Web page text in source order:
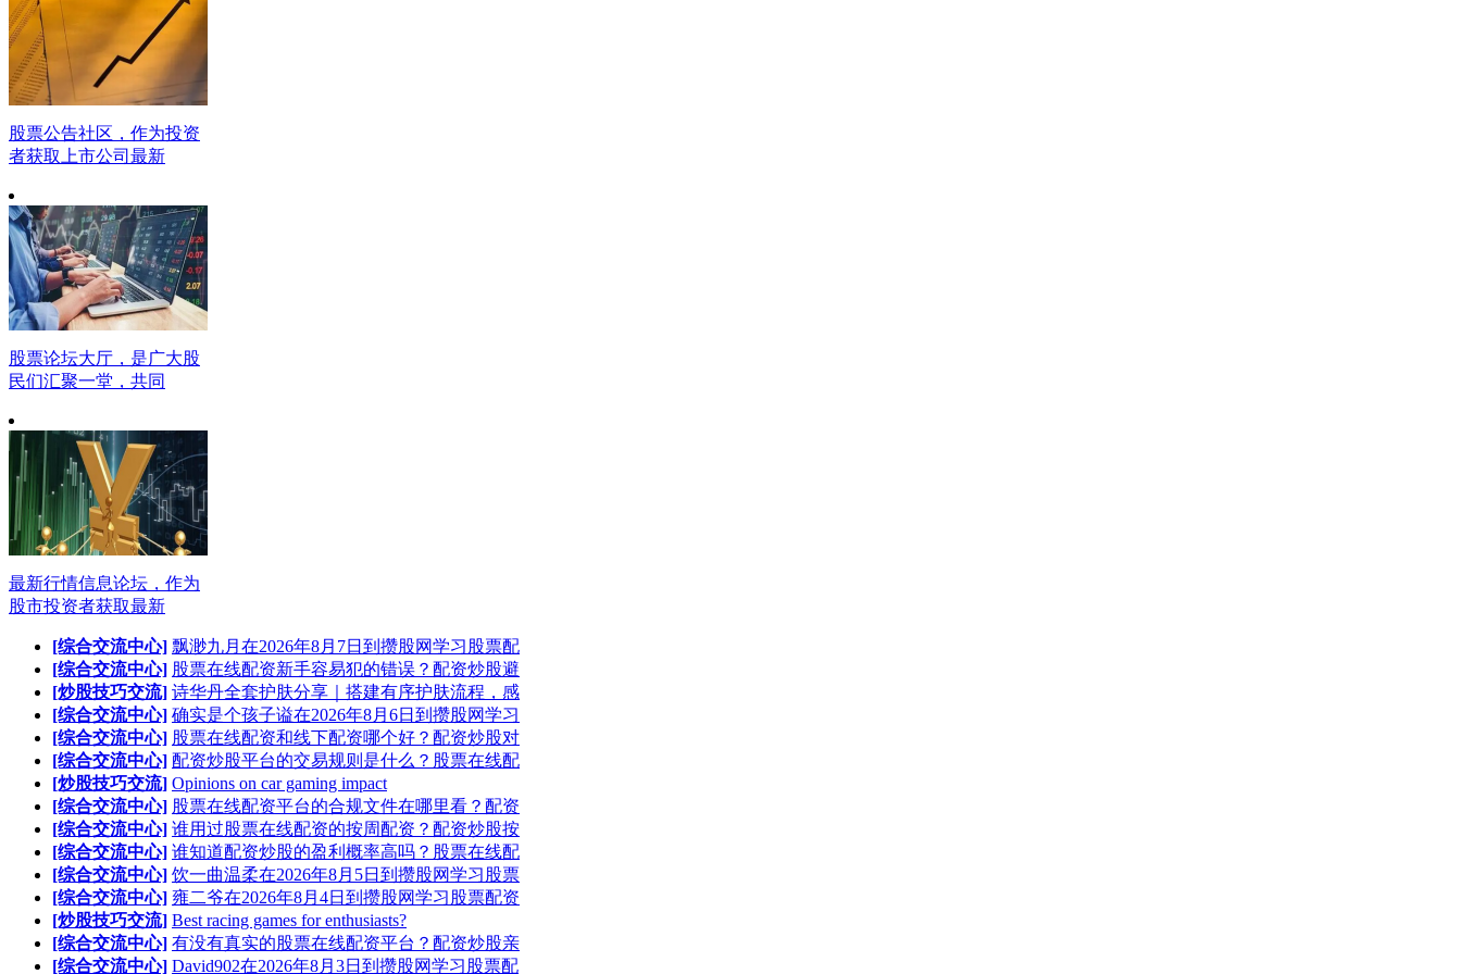
股票公告社区，作为投资
者获取上市公司最新
股票论坛大厅，是广大股
民们汇聚一堂，共同
最新行情信息论坛，作为
股市投资者获取最新
[综合交流中心] 飘渺九月在2026年8月7日到攒股网学习股票配
[综合交流中心] 股票在线配资新手容易犯的错误？配资炒股避
[炒股技巧交流] 诗华丹全套护肤分享｜搭建有序护肤流程，感
[综合交流中心] 确实是个孩子谥在2026年8月6日到攒股网学习
[综合交流中心] 股票在线配资和线下配资哪个好？配资炒股对
[综合交流中心] 配资炒股平台的交易规则是什么？股票在线配
[炒股技巧交流] Opinions on car gaming impact
[综合交流中心] 股票在线配资平台的合规文件在哪里看？配资
[综合交流中心] 谁用过股票在线配资的按周配资？配资炒股按
[综合交流中心] 谁知道配资炒股的盈利概率高吗？股票在线配
[综合交流中心] 饮一曲温柔在2026年8月5日到攒股网学习股票
[综合交流中心] 雍二爷在2026年8月4日到攒股网学习股票配资
[炒股技巧交流] Best racing games for enthusiasts?
[综合交流中心] 有没有真实的股票在线配资平台？配资炒股亲
[综合交流中心] David902在2026年8月3日到攒股网学习股票配